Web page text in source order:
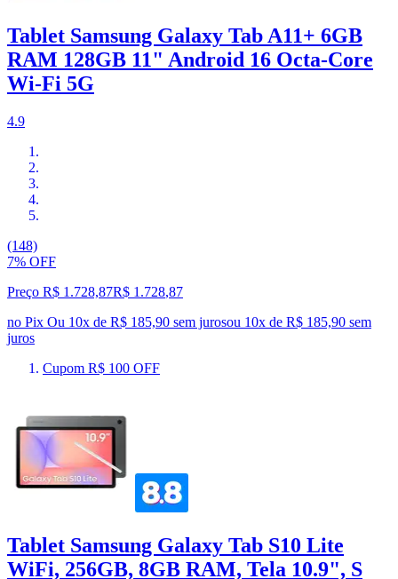
Tablet Samsung Galaxy Tab A11+ 6GB
RAM 128GB 11" Android 16 Octa-Core
Wi-Fi 5G
4.9
(148)
7% OFF
Preço R$ 1.728,87R$ 1.728,87
no Pix Ou 10x de R$ 185,90 sem jurosou 10x de R$ 185,90 sem
juros
Cupom R$ 100 OFF
Tablet Samsung Galaxy Tab S10 Lite
WiFi, 256GB, 8GB RAM, Tela 10.9", S